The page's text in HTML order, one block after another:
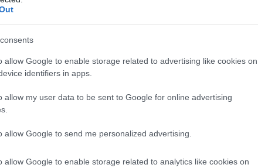
allow Google to enable storage related to advertising like cookies on
identifiers in apps.
allow my user data to be sent to Google for online advertising
allow Google to send me personalized advertising.
allow Google to enable storage related to analytics like cookies on
ημέρες – Στην Αττική τα
της για να μην πει απολύτως
ρεπορτάζ της
ανήλικη στο σπίτι του – Την έσωσαν
Newsκαι μάθετε πρώτοι όλες τις ειδήσεις